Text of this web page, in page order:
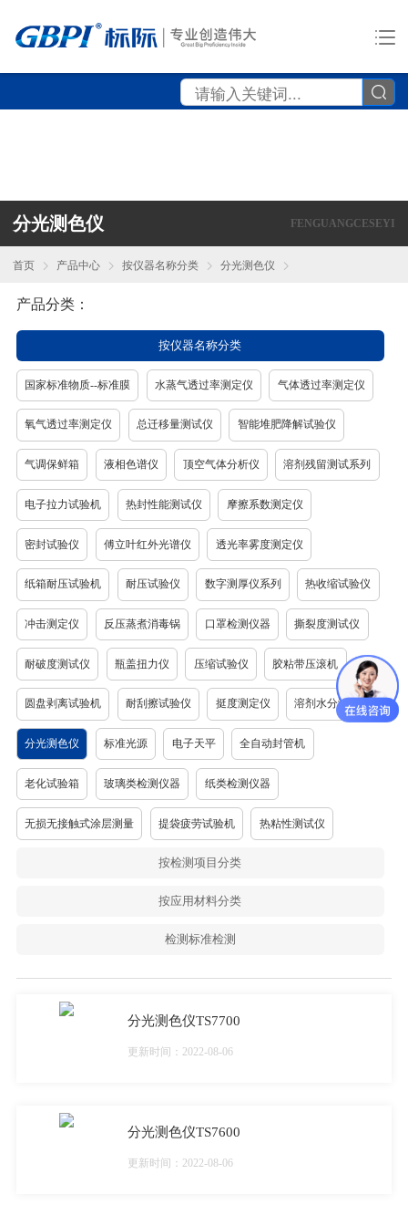
分光测色仪 FENGUANGCESEYI
首页 产品中心 按仪器名称分类 分光测色仪
产品分类：
按仪器名称分类
国家标准物质--标准膜 水蒸气透过率测定仪 气体透过率测定仪
氧气透过率测定仪 总迁移量测试仪 智能堆肥降解试验仪
气调保鲜箱 液相色谱仪 顶空气体分析仪 溶剂残留测试系列
电子拉力试验机 热封性能测试仪 摩擦系数测定仪
密封试验仪 傅立叶红外光谱仪 透光率雾度测定仪
纸箱耐压试验机 耐压试验仪 数字测厚仪系列 热收缩试验仪
冲击测定仪 反压蒸煮消毒锅 口罩检测仪器 撕裂度测试仪
耐破度测试仪 瓶盖扭力仪 压缩试验仪 胶粘带压滚机
圆盘剥离试验机 耐刮擦试验仪 挺度测定仪 溶剂水分测定仪
分光测色仪 标准光源 电子天平 全自动封管机
老化试验箱 玻璃类检测仪器 纸类检测仪器
无损无接触式涂层测量 提袋疲劳试验机 热粘性测试仪
按检测项目分类
按应用材料分类
检测标准检测
分光测色仪TS7700
更新时间：2022-08-06
分光测色仪TS7600
更新时间：2022-08-06